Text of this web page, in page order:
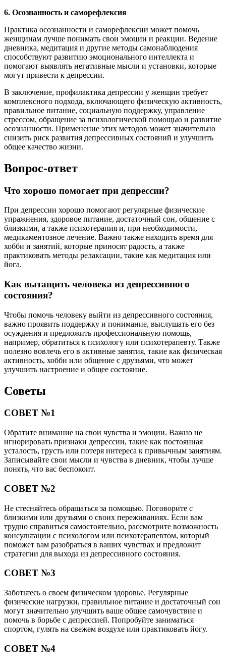
6. Осознанность и саморефлексия
Практика осознанности и саморефлексии может помочь
женщинам лучше понимать свои эмоции и реакции. Ведение
дневника, медитация и другие методы самонаблюдения
способствуют развитию эмоционального интеллекта и
помогают выявлять негативные мысли и установки, которые
могут привести к депрессии.
В заключение, профилактика депрессии у женщин требует
комплексного подхода, включающего физическую активность,
правильное питание, социальную поддержку, управление
стрессом, обращение за психологической помощью и развитие
осознанности. Применение этих методов может значительно
снизить риск развития депрессивных состояний и улучшить
общее качество жизни.
Вопрос-ответ
Что хорошо помогает при депрессии?
При депрессии хорошо помогают регулярные физические
упражнения, здоровое питание, достаточный сон, общение с
близкими, а также психотерапия и, при необходимости,
медикаментозное лечение. Важно также находить время для
хобби и занятий, которые приносят радость, а также
практиковать методы релаксации, такие как медитация или
йога.
Как вытащить человека из депрессивного
состояния?
Чтобы помочь человеку выйти из депрессивного состояния,
важно проявить поддержку и понимание, выслушать его без
осуждения и предложить профессиональную помощь,
например, обратиться к психологу или психотерапевту. Также
полезно вовлечь его в активные занятия, такие как физическая
активность, хобби или общение с друзьями, что может
улучшить настроение и общее состояние.
Советы
СОВЕТ №1
Обратите внимание на свои чувства и эмоции. Важно не
игнорировать признаки депрессии, такие как постоянная
усталость, грусть или потеря интереса к привычным занятиям.
Записывайте свои мысли и чувства в дневник, чтобы лучше
понять, что вас беспокоит.
СОВЕТ №2
Не стесняйтесь обращаться за помощью. Поговорите с
близкими или друзьями о своих переживаниях. Если вам
трудно справиться самостоятельно, рассмотрите возможность
консультации с психологом или психотерапевтом, который
поможет вам разобраться в ваших чувствах и предложит
стратегии для выхода из депрессивного состояния.
СОВЕТ №3
Заботьтесь о своем физическом здоровье. Регулярные
физические нагрузки, правильное питание и достаточный сон
могут значительно улучшить ваше общее самочувствие и
помочь в борьбе с депрессией. Попробуйте заниматься
спортом, гулять на свежем воздухе или практиковать йогу.
СОВЕТ №4